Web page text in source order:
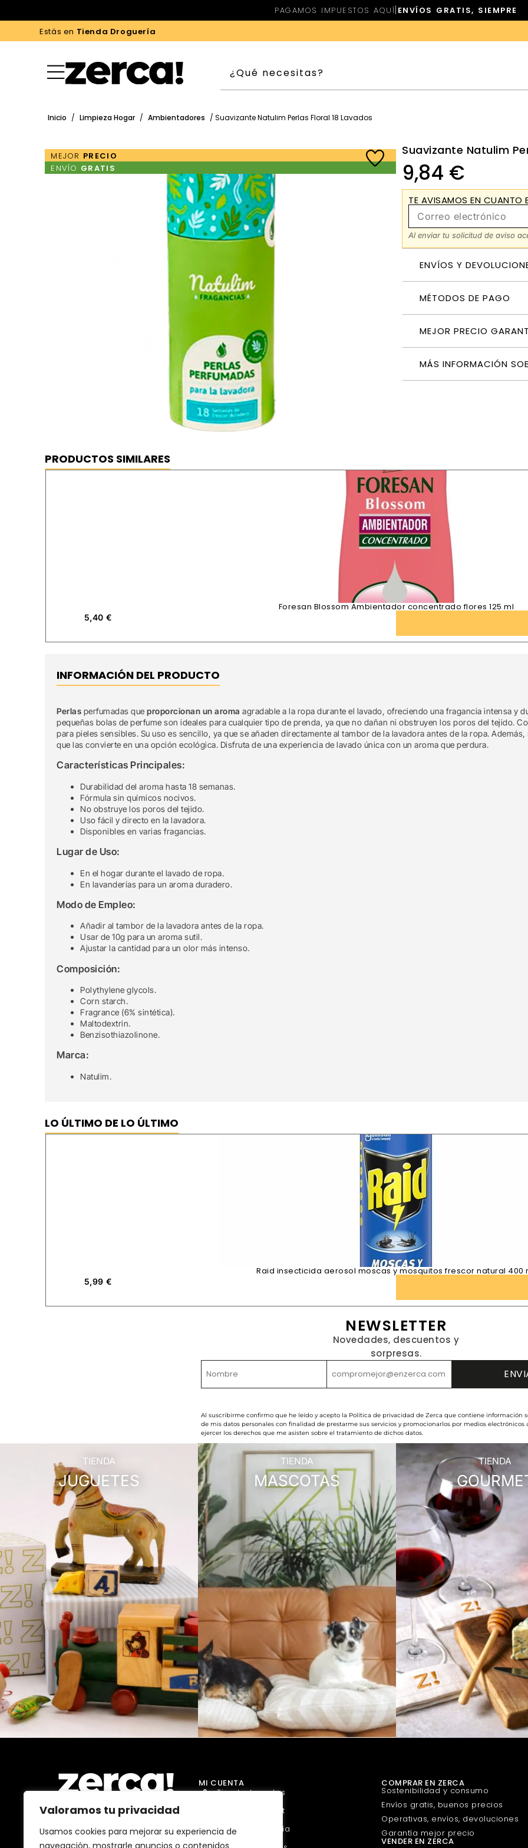
Valoramos tu privacidad
Usamos cookies para mejorar su experiencia de
navegación, mostrarle anuncios o contenidos
PAGAMOS IMPUESTOS AQUÍ| ENVÍOS GRATIS, SIEMPRE
Estás en Tienda Droguería
Inicio / Limpieza Hogar / Ambientadores / Suavizante Natulim Perlas Floral 18 Lavados
MEJOR PRECIO
ENVÍO GRATIS
Suavizante Natulim
9,84 €
TE AVISAMOS EN CUANTO
Al enviar tu solicitud de aviso
ENVÍOS Y
MÉTODOS DE PAGO
MEJOR PRECIO
MÁS INFORMACIÓN
PRODUCTOS SIMILARES
Foresan Blossom Ambientador concentrado flores 125 ml
5,40€
INFORMACIÓN DEL PRODUCTO
Perlas perfumadas queproporcionan un aroma agradable a la ropa durante el lavado, ofreciendo una fragancia intensa y
pequeñas bolas de perfume son ideales para cualquier tipo de prenda, ya que no dañan ni obstruyen los poros del tejido.
para pieles sensibles. Su uso es sencillo, ya que se añaden directamente al tambor de la lavadora antes de la ropa.
que las convierte en una opción ecológica. Disfruta de una experiencia de lavado única con un aroma que perdura.
Características Principales:
Durabilidad del aroma hasta 18 semanas.
Fórmula sin químicos nocivos.
No obstruye los poros del tejido.
Uso fácil y directo en la lavadora.
Disponibles en varias fragancias.
Lugar de Uso:
En el hogar durante el lavado de ropa.
En lavanderías para un aroma duradero.
Modo de Empleo:
Añadir al tambor de la lavadora antes de la ropa.
Usar de 10g para un aroma sutil.
Ajustar la cantidad para un olor más intenso.
Composición:
Polythylene glycols.
Corn starch.
Fragrance (6% sintética).
Maltodextrin.
Benzisothiazolinone.
Marca:
Natulim.
LO ÚLTIMO DE LO ÚLTIMO
Raid insecticida aerosol moscas y mosquitos frescor natural 400
5,99€
NEWSLETTER
Novedades, descuentos y
sorpresas.
Al suscribirme confirmo que he leído y acepto la Política de privacidad de Zerca que contiene información
de mis datos personales con finalidad de prestarme sus servicios y promocionarlos por medios electrónicos
ejercer los derechos que me asisten sobre el tratamiento de dichos datos.
TIENDA
JUGUETES
TIENDA
MASCOTAS
TIENDA
Comercios, productores y
distribuidores locales. Pagan
MI CUENTA
Tienda Juguetes
Tienda Gourmet
Tienda Droguería
COMPRAR EN ZERCA
Sostenibilidad y consumo
Envíos gratis, buenos precios
Operativas, envíos, devoluciones
Garantía mejor precio
VENDER EN ZERCA